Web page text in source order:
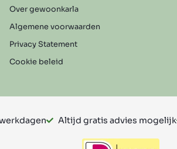
Over gewoonkarla
Algemene voorwaarden
Privacy Statement
Cookie beleid
Altijd gratis advies mogelijk